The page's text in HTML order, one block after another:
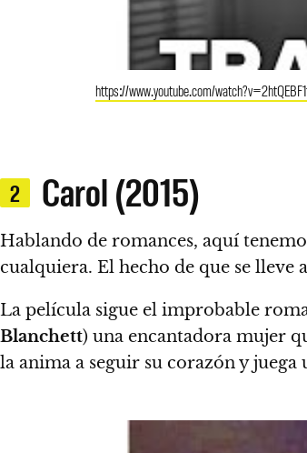
https://www.youtube.com/
2 Carol (2015)
Hablando de romances, aquí
cualquiera. El hecho de que se lleve
La película sigue el improbable
Blanchett) una encantadora mujer
la anima a seguir su corazón y